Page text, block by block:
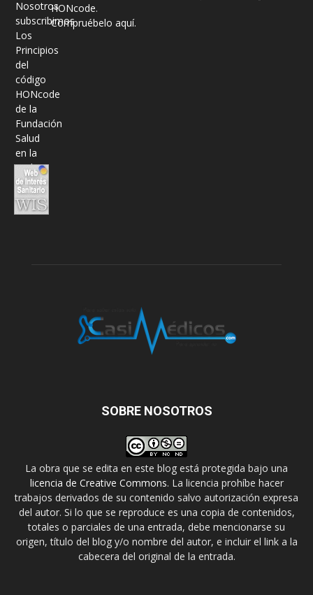
HONcode.
Compruébelo aquí.
SOBRE NOSOTROS
La obra que se edita en este blog está protegida bajo una
licencia de Creative Commons. La licencia prohíbe hacer
trabajos derivados de su contenido salvo autorización expresa
del autor. Si lo que se reproduce es una copia de contenidos,
totales o parciales de una entrada, debe mencionarse su
origen, título del blog y/o nombre del autor, e incluir el link a la
cabecera del original de la entrada.